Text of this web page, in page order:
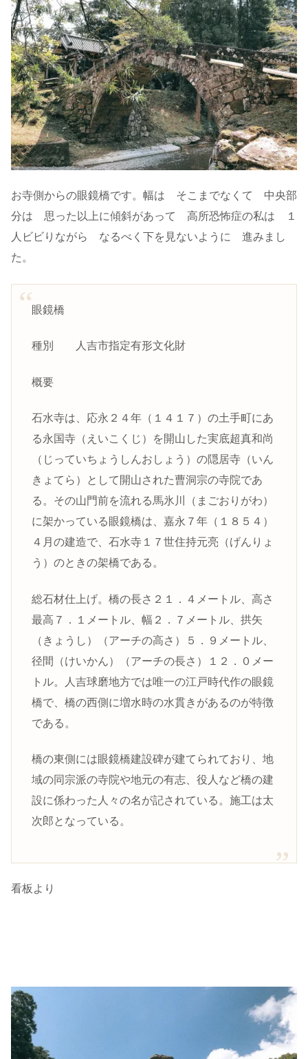
お寺側からの眼鏡橋です。幅は そこまでなくて 中央部
分は 思った以上に傾斜があって 高所恐怖症の私は １
人ビビりながら なるべく下を見ないように 進みまし
た。
眼鏡橋
種別 人吉市指定有形文化財
概要
石水寺は、応永２４年（１４１７）の土手町にあ
る永国寺（えいこくじ）を開山した実底超真和尚
（じっていちょうしんおしょう）の隠居寺（いん
きょてら）として開山された曹洞宗の寺院であ
る。その山門前を流れる馬氷川（まごおりがわ）
に架かっている眼鏡橋は、嘉永７年（１８５４）
４月の建造で、石水寺１７世住持元亮（げんりょ
う）のときの架橋である。
総石材仕上げ。橋の長さ２１．４メートル、高さ
最高７．１メートル、幅２．７メートル、拱矢
（きょうし）（アーチの高さ）５．９メートル、
径間（けいかん）（アーチの長さ）１２．０メー
トル。人吉球磨地方では唯一の江戸時代作の眼鏡
橋で、橋の西側に増水時の水貫きがあるのが特徴
である。
橋の東側には眼鏡橋建設碑が建てられており、地
域の同宗派の寺院や地元の有志、役人など橋の建
設に係わった人々の名が記されている。施工は太
次郎となっている。
看板より